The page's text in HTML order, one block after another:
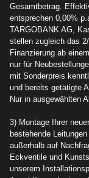
Gesamtbetrag.
entsprechen 0,00%
TARGOBANK AG,
stellen zugleich das
Finanzierung ab
nur für
mit Sonderpreis
und bereits getätigte
Nur in ausgewählten
3) Montage Ihrer
bestehende
außerhalb auf
Eckventile und
unserem